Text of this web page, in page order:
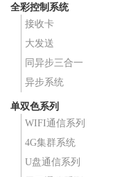
全彩控制系统
接收卡
大发送
同异步三合一
异步系统
单双色系列
WIFI通信系列
4G集群系统
U盘通信系列